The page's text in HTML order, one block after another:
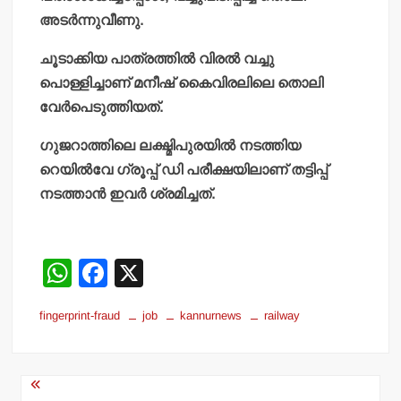
അടര്‍ന്നുവീണു.
ചൂടാക്കിയ പാത്രത്തില്‍ വിരല്‍ വച്ചു
പൊള്ളിച്ചാണ് മനീഷ് കൈവിരലിലെ തൊലി
വേര്‍പെടുത്തിയത്.
ഗുജറാത്തിലെ ലക്ഷ്മിപുരയില്‍ നടത്തിയ
റെയില്‍വേ ഗ്രൂപ്പ് ഡി പരീക്ഷയിലാണ് തട്ടിപ്പ്
നടത്താന്‍ ഇവര്‍ ശ്രമിച്ചത്.
W
at
F
c
fingerprint-fraud job kannurnews railway
Post